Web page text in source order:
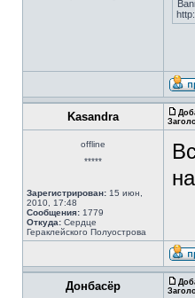
Kasandra
offline
*****
Зарегистрирован: 15 июн,
2010, 17:48
Сообщения: 1779
Откуда: Сердце
Гераклейского Полуострова
Донбасёр